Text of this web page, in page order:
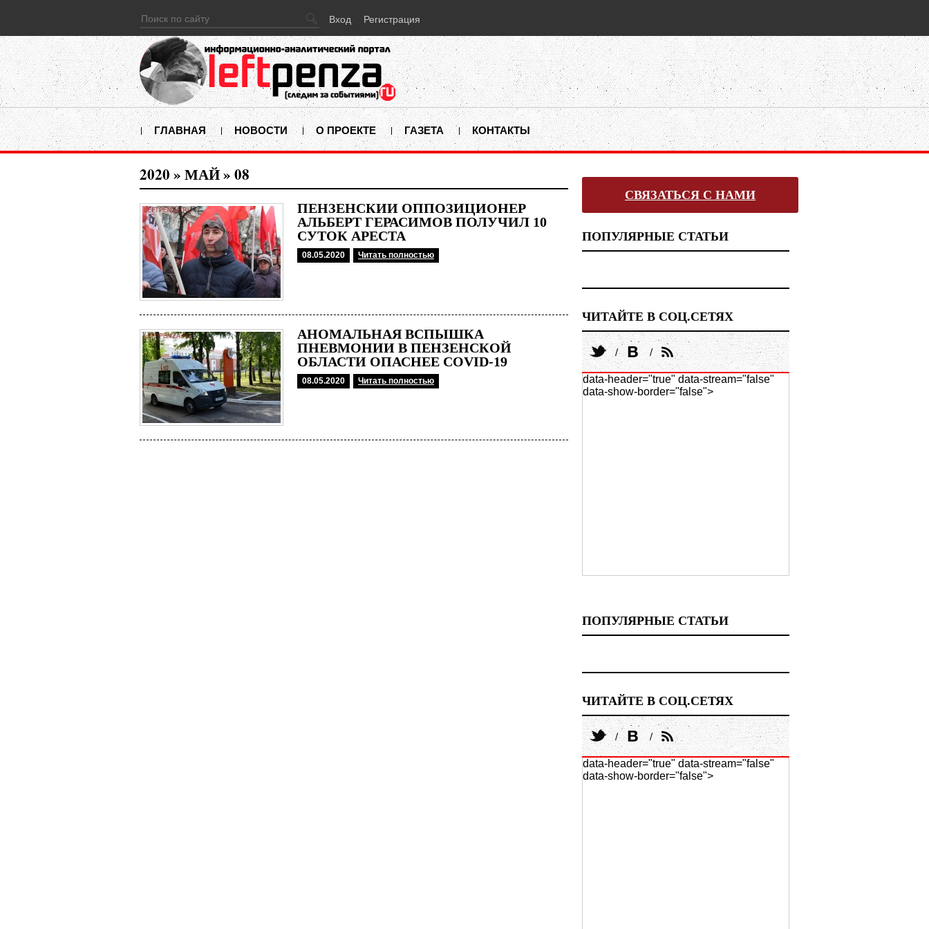
Вход Регистрация
ГЛАВНАЯ НОВОСТИ О ПРОЕКТЕ ГАЗЕТА КОНТАКТЫ
2020 » МАЙ» 08
ПЕНЗЕНСКИЙ ОППОЗИЦИОНЕР
АЛЬБЕРТ ГЕРАСИМОВ ПОЛУЧИЛ 10
СУТОК АРЕСТА
08.05.2020 Читать полностью
АНОМАЛЬНАЯ ВСПЫШКА
ПНЕВМОНИИ В ПЕНЗЕНСКОЙ
ОБЛАСТИ ОПАСНЕЕ COVID-19
08.05.2020 Читать полностью
СВЯЗАТЬСЯ С НАМИ
ПОПУЛЯРНЫЕ СТАТЬИ
ЧИТАЙТЕ В СОЦ.СЕТЯХ
data-header="true" data-stream="false"
data-show-border="false">
ПОПУЛЯРНЫЕ СТАТЬИ
ЧИТАЙТЕ В СОЦ.СЕТЯХ
data-header="true" data-stream="false"
data-show-border="false">